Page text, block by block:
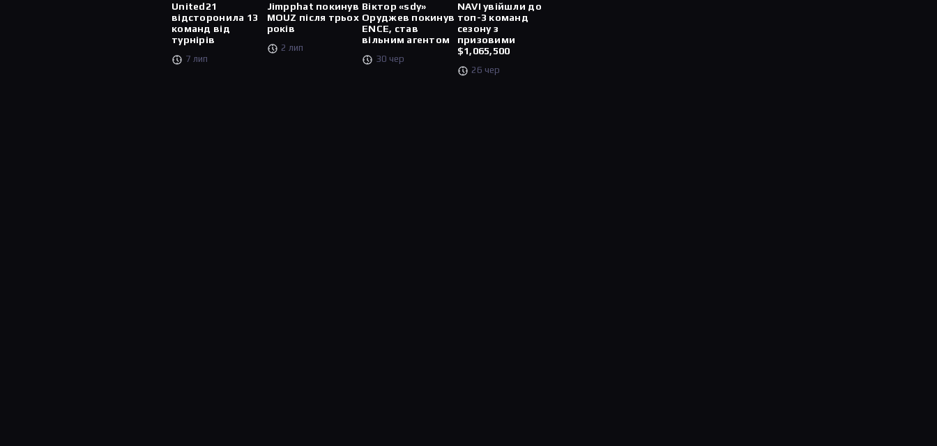
United21
відсторонила 13
команд від
турнірів
7 лип
Jimpphat покинув
MOUZ після трьох
років
2 лип
Віктор «sdy»
Оруджев покинув
ENCE, став
вільним агентом
30 чер
NAVI увійшли до
топ-3 команд
сезону з
призовими
$1,065,500
26 чер